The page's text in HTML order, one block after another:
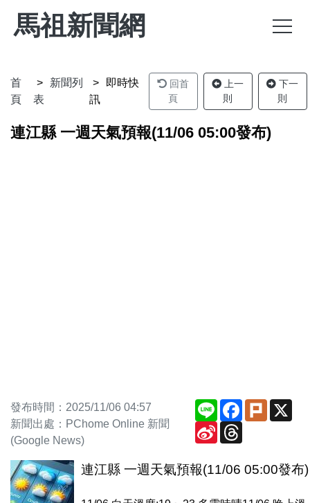
馬祖新聞網
首
頁
新聞列
表
即時快
訊
回首
頁
上一
則
下一
則
連江縣 一週天氣預報(11/06 05:00發布)
發布時間：2025/11/06 04:57
新聞出處：PChome Online 新聞
(Google News)
Line Facebook
Plurk
Sina
Weibo
連江縣 一週天氣預報(11/06 05:00發布)